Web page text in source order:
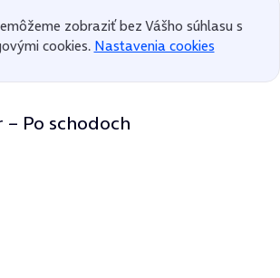
zobraziť bez Vášho súhlasu s
cookies. Nastavenia cookies
Po schodoch